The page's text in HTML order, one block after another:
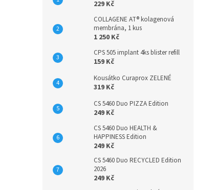
229 Kč
COLLAGENE AT® kolagenová
membrána, 1 kus
1 250 Kč
CPS 505 implant 4ks blister refill
159 Kč
Kousátko Curaprox ZELENÉ
319 Kč
CS 5460 Duo PIZZA Edition
249 Kč
CS 5460 Duo HEALTH &
HAPPINESS Edition
249 Kč
CS 5460 Duo RECYCLED Edition
2026
249 Kč